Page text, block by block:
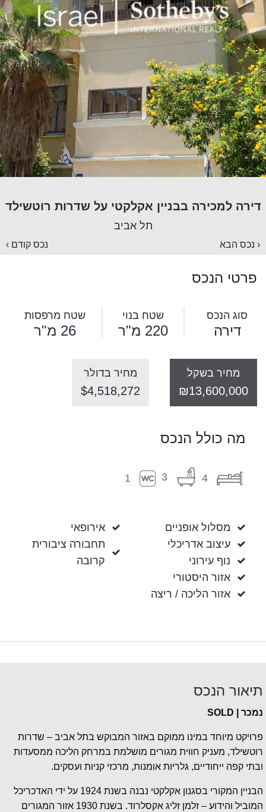
דירה למכירה בבניין אקלקטי על שדרות רוטשילד
תל אביב
‹ נכס הבא נכס קודם ›
פרטי הנכס
סוג הנכס
דירה
שטח בנוי
220 מ"ר
שטח מרפסות
26 מ"ר
מחיר בשקל
₪13,600,000
מחיר בדולר
$4,518,272
מה כולל הנכס
4
3
1
מסלול אופניים
עיצוב אדריכלי
נוף עירוני
אזור היסטורי
אזור הליכה / ריצה
אירופאי
תחבורה ציבורית
קרובה
תיאור הנכס
נמכר | SOLD
פרויקט מיוחד במינו ממוקם באזור המבוקש בתל אביב – שדרות
רוטשילד, מעניק חווית מגורים מושלמת במרחק הליכה ממסעדות
ובתי קפה ייחודיים, גלריות אומנות, מרכזי קניות ועסקים.
הבניין המקורי בסגנון אקלקטי נבנה בשנת 1924 על ידי האדכריכל
המוביל והידוע – זלמן זליג אקסלרוד. בשנת 1930 אזור המגורים